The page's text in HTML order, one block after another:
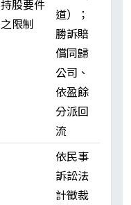
持股要件
之限制
道）；
勝訴賠
償同歸
公司、
依盈餘
分派回
流
依民事
訴訟法
計徵裁